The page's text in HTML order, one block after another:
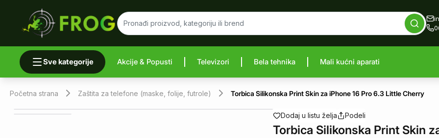
Sve kategorije Akcije & Popusti Televizori Bela tehnika Mali kućni aparati
Početna strana Zaštita za telefone (maske, folije, futrole) Torbica Silikonska Print Skin za iPhone 16 Pro 6.3 Little Cherry
Uporedi proizvod
Dodaj u listu želja Podeli
Torbica Silikonska Print Skin